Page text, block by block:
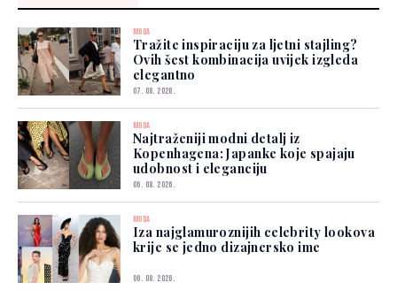
MODA
Tražite inspiraciju za ljetni stajling?
Ovih šest kombinacija uvijek izgleda
elegantno
07. 08. 2026.
MODA
Najtraženiji modni detalj iz
Kopenhagena: Japanke koje spajaju
udobnost i eleganciju
06. 08. 2026.
MODA
Iza najglamuroznijih celebrity lookova
krije se jedno dizajnersko ime
06. 08. 2026.